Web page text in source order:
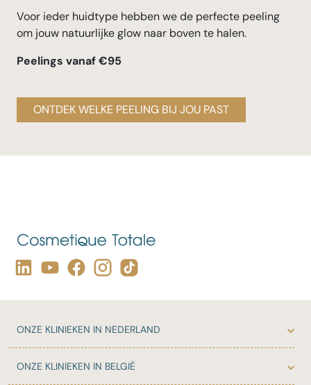
Voor ieder huidtype hebben we de perfecte peeling
om jouw natuurlijke glow naar boven te halen.
Peelings vanaf €95
ONTDEK WELKE PEELING BIJ JOU PAST
ONZE KLINIEKEN IN NEDERLAND
ONZE KLINIEKEN IN BELGIË